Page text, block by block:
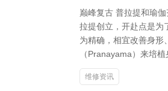
巅峰复古 普拉提和瑜
拉提创立，开赴点是为
为精确，相宜改善身形
（Pranayama）来培植
维修资讯